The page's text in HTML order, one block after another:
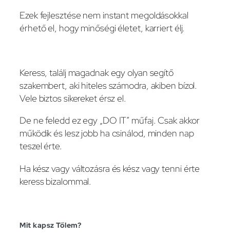
Ezek fejlesztése nem instant megoldásokkal
érhető el, hogy minőségi életet, karriert élj.
Keress, találj magadnak egy olyan segítő
szakembert, aki hiteles számodra, akiben bízol.
Vele biztos sikereket érsz el.
De ne feledd ez egy „DO IT” műfaj. Csak akkor
működik és lesz jobb ha csinálod, minden nap
teszel érte.
Ha kész vagy változásra és kész vagy tenni érte
keress bizalommal.
Mit kapsz Tőlem?